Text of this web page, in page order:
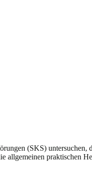
(SKS)
allgemeinen praktischen